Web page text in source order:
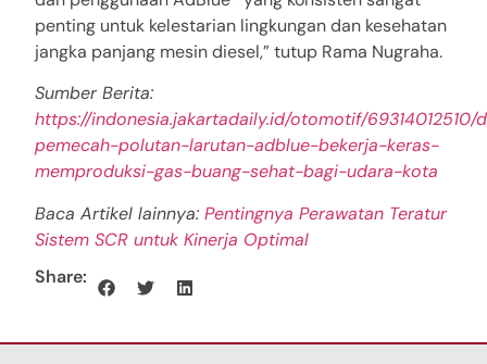
penting untuk kelestarian lingkungan dan kesehatan
jangka panjang mesin diesel,” tutup Rama Nugraha.
Sumber Berita:
https://indonesia.jakartadaily.id/otomotif/69314012510/
pemecah-polutan-larutan-adblue-bekerja-keras-
memproduksi-gas-buang-sehat-bagi-udara-kota
Baca Artikel lainnya: Pentingnya Perawatan Teratur
Sistem SCR untuk Kinerja Optimal
Share: